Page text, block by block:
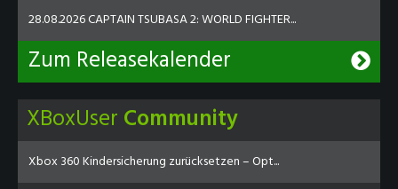
28.08.2026 CAPTAIN TSUBASA 2: WORLD FIGHTER...
Zum Releasekalender
XBoxUser Community
Xbox 360 Kindersicherung zurücksetzen – Opt...